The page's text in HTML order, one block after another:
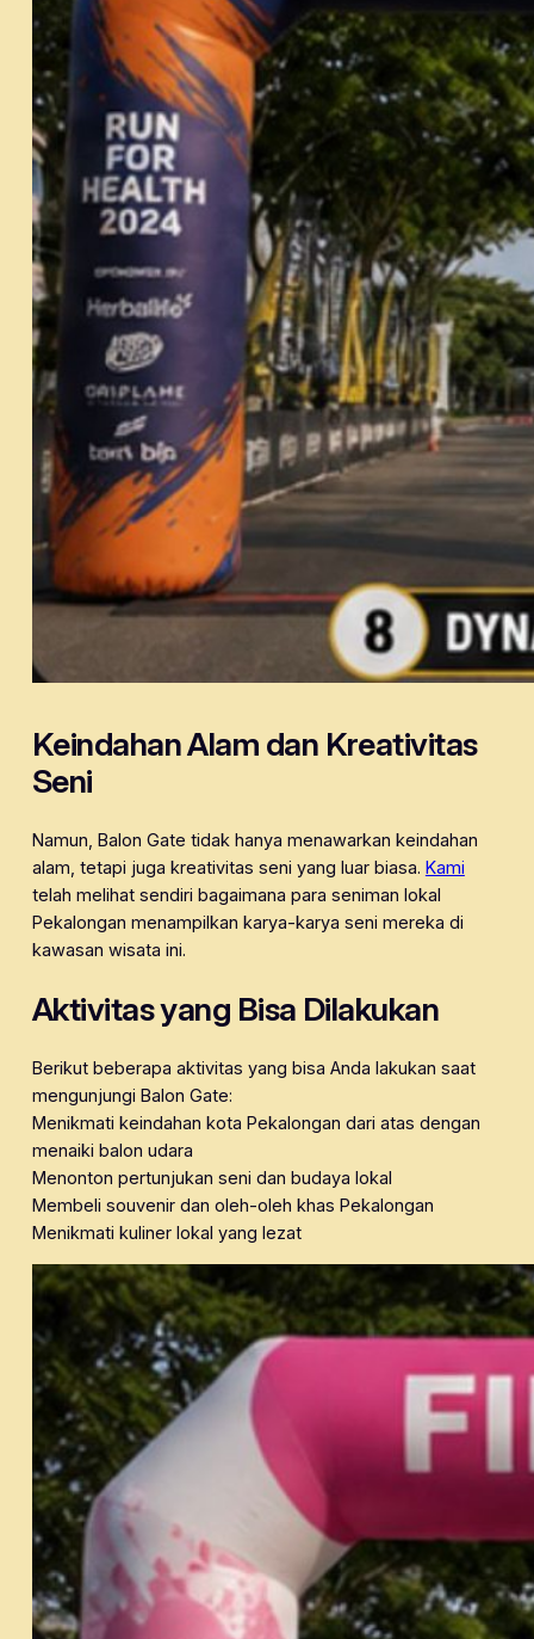
Keindahan Alam dan Kreativitas
Seni
Namun, Balon Gate tidak hanya menawarkan keindahan
alam, tetapi juga kreativitas seni yang luar biasa. Kami
telah melihat sendiri bagaimana para seniman lokal
Pekalongan menampilkan karya-karya seni mereka di
kawasan wisata ini.
Aktivitas yang Bisa Dilakukan
Berikut beberapa aktivitas yang bisa Anda lakukan saat
mengunjungi Balon Gate:
Menikmati keindahan kota Pekalongan dari atas dengan
menaiki balon udara
Menonton pertunjukan seni dan budaya lokal
Membeli souvenir dan oleh-oleh khas Pekalongan
Menikmati kuliner lokal yang lezat